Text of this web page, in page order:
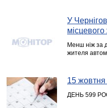
У
Менш ніж за
жителя
15 жовтня
ДЕНЬ 599